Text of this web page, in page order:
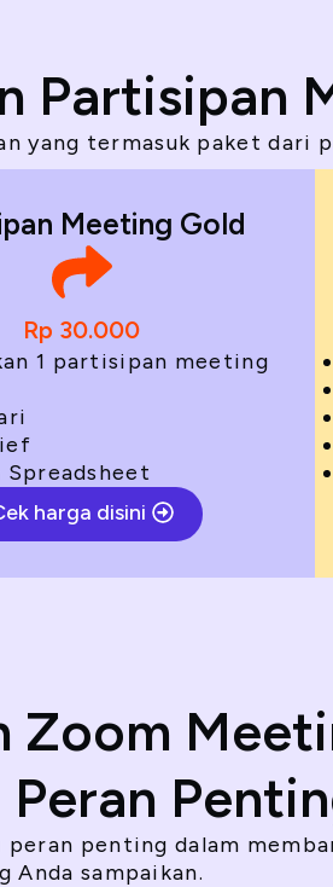
Partisipan
yang termasuk paket dari
Meeting Gold
Rp 30.000
1 partisipan meeting
harga disini
Zoom
penting dalam
Anda sampaikan.